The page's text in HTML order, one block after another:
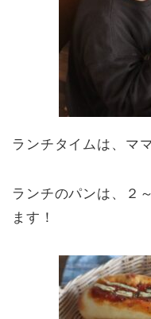
ランチタイムは、マ
ランチのパンは、２
ます！